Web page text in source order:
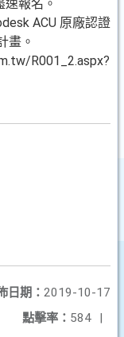
報名。
ACU 原廠認證
畫。
R001_2.aspx?
日期： 2019-10-17
點擊率： 584 |